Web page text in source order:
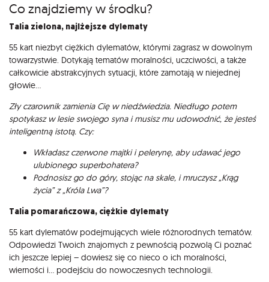
Co znajdziemy w środku?
Talia zielona, najlżejsze dylematy
55 kart niezbyt ciężkich dylematów, którymi zagrasz w dowolnym
towarzystwie. Dotykają tematów moralności, uczciwości, a także
całkowicie abstrakcyjnych sytuacji, które zamotają w niejednej
głowie…
Zły czarownik zamienia Cię w niedźwiedzia. Niedługo potem
spotykasz w lesie swojego syna i musisz mu udowodnić, że jesteś
inteligentną istotą. Czy:
Wkładasz czerwone majtki i pelerynę, aby udawać jego
ulubionego superbohatera?
Podnosisz go do góry, stojąc na skale, i mruczysz „Krąg
życia” z „Króla Lwa”?
Talia pomarańczowa, ciężkie dylematy
55 kart dylematów podejmujących wiele różnorodnych tematów.
Odpowiedzi Twoich znajomych z pewnością pozwolą Ci poznać
ich jeszcze lepiej – dowiesz się co nieco o ich moralności,
wierności i… podejściu do nowoczesnych technologii.